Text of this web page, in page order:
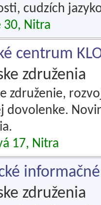
cudzích
30, Nitra
centrum
združenia
združenie,
dovolenke.
17, Nitra
združenia